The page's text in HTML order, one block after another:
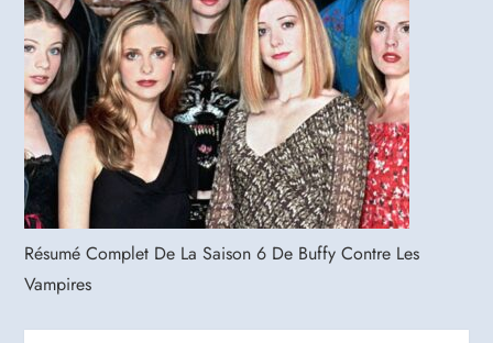
Résumé Complet De La Saison 6 De Buffy Contre Les
Vampires